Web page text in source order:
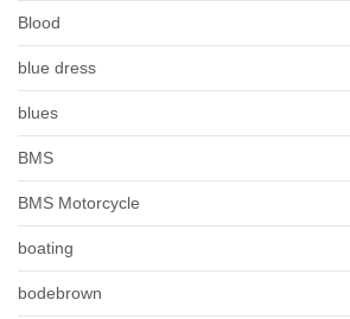
Blood
blue dress
blues
BMS
BMS Motorcycle
boating
bodebrown